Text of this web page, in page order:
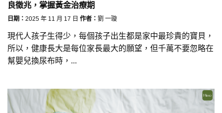
良徵兆，掌握黃金治療期
日期： 2025 年 11 月 17 日 作者： 劉 一璇
現代人孩子生得少，每個孩子出生都是家中最珍貴的寶貝，
所以，健康長大是每位家長最大的願望，但千萬不要忽略在
幫嬰兒換尿布時，...